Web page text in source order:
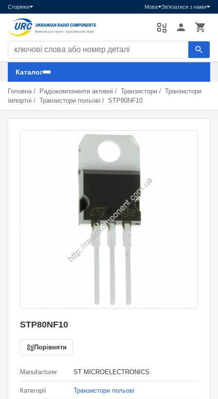
Сторінки Мова Зв'язатися з нами
Пошук компонентів
Каталог
Головна / Радіокомпоненти активні / Транзистори / Транзистори
імпортні / Транзистори польові / STP80NF10
STP80NF10
Порівняти
Manufacturer ST MICROELECTRONICS
Категорії Транзистори польові